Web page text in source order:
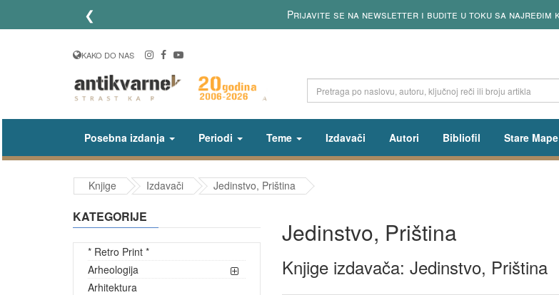
❮ Lično preuzimanje poručenih knjiga od utorka do petka od 13 do 18h
KAKO DO NAS
Posebna izdanja Periodi Teme Izdavači Autori Bibliofil Stare Mape
Knjige Izdavači Jedinstvo, Priština
KATEGORIJE
* Retro Print *
Arheologija
Arhitektura
Jedinstvo, Priština
Knjige izdavača: Jedinstvo, Priština